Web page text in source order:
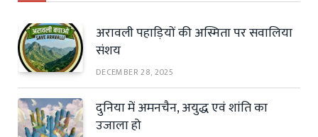
अरावली पहाड़ियों की अस्मिता पर सवालिया
संशय
DECEMBER 28, 2025
दुनिया में अमनचैन, अयुद्ध एवं शांति का
उजाला हो